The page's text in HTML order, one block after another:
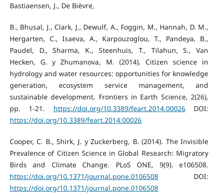
Bastiaensen, J., De Bièvre,
B., Bhusal, J., Clark, J., Dewulf, A., Foggin, M., Hannah, D. M.,
Hergarten, C., Isaeva, A., Karpouzoglou, T., Pandeya, B.,
Paudel, D., Sharma, K., Steenhuis, T., Tilahun, S., Van
Hecken, G. y Zhumanova, M. (2014). Citizen science in
hydrology and water resources: opportunities for knowledge
generation, ecosystem service management, and
sustainable development. Frontiers in Earth Science, 2(26),
pp. 1-21. https://doi.org/10.3389/feart.2014.00026DOI:
https://doi.org/10.3389/feart.2014.00026
Cooper, C. B., Shirk, J. y Zuckerberg, B. (2014). The Invisible
Prevalence of Citizen Science in Global Research: Migratory
Birds and Climate Change. PLoS ONE, 9(9). e106508.
https://doi.org/10.1371/journal.pone.0106508DOI:
https://doi.org/10.1371/journal.pone.0106508